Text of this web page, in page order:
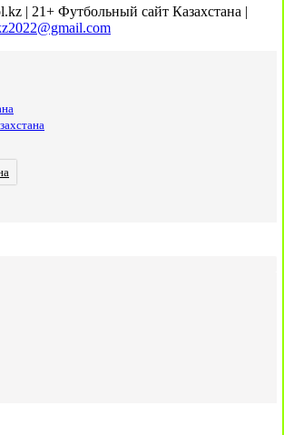
| 21+ Футбольный сайт Казахстана |